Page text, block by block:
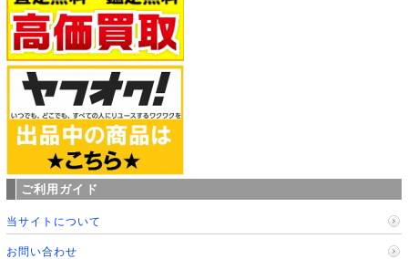
ご利用ガイド
当サイトについて
お問い合わせ